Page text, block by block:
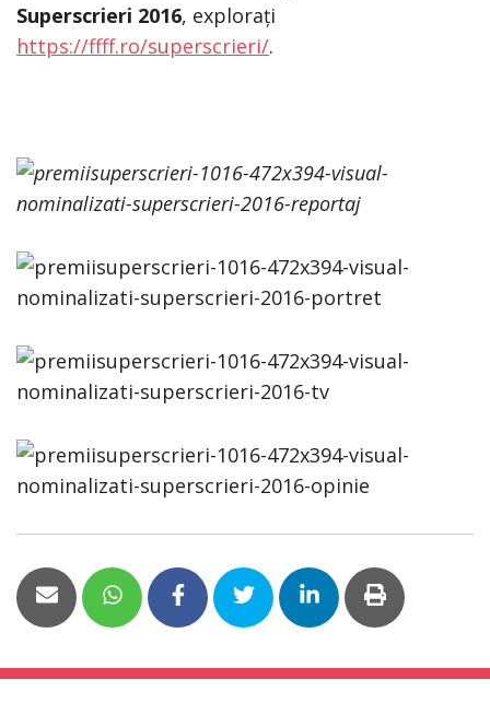
Superscrieri 2016, explorați
https://ffff.ro/superscrieri/.